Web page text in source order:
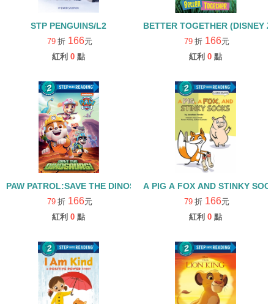
STP PENGUINS/L2
79 折 166元
紅利 0 點
BETTER TOGETHER (DISNEY
79 折 166元
紅利 0 點
PAW PATROL:SAVE THE DINOSAURS/STEP INTO READING/
79 折 166元
紅利 0 點
A PIG A FOX AND STINKY
79 折 166元
紅利 0 點